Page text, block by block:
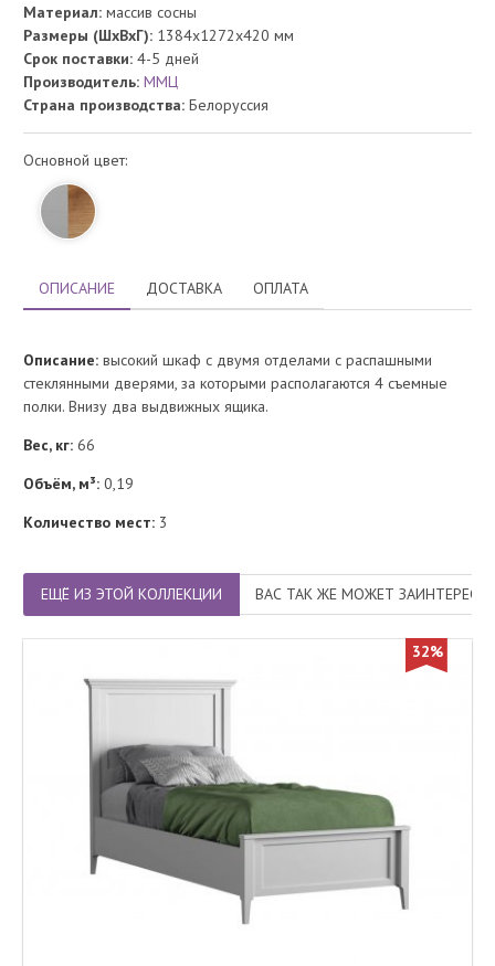
Материал: массив сосны
Размеры (ШхВхГ): 1384x1272x420 мм
Срок поставки: 4-5 дней
Производитель: ММЦ
Страна производства: Белоруссия
Основной цвет:
ОПИСАНИЕ ДОСТАВКА ОПЛАТА
Описание: высокий шкаф с двумя отделами с распашными
стеклянными дверями, за которыми располагаются 4 съемные
полки. Внизу два выдвижных ящика.
Вес, кг: 66
Объём, м³: 0,19
Количество мест: 3
ЕЩЁ ИЗ ЭТОЙ КОЛЛЕКЦИИ ВАС ТАК ЖЕ МОЖЕТ
32%